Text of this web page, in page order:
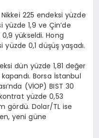
225 endeksi yüzde
yüzde 1,9 ve Çin’de
yükseldi. Hong
yüzde 0,1 düşüş yaşadı.
dün yüzde 1,81 değer
Borsa İstanbul
(VİOP) BIST 30
yüzde 0,53
gördü. Dolar/TL ise
yeni güne